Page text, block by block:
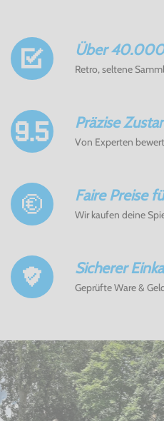
Über
Retro, seltene
Präzise
Von Experten
Faire Preise
Wir kaufen deine
Sicherer
Geprüfte Ware &